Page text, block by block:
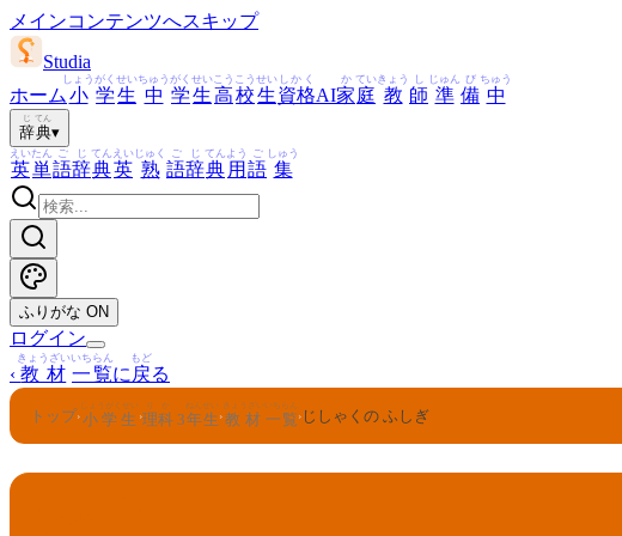
メインコンテンツへスキップ
Studia
ホーム 小
しょう
学
がく
生
せい
中
ちゅう
学
がく
生
せい
高
こう
校
こう
生
せい
資格
しかく
AI家
か
庭
てい
教
きょう
師
し
準
じゅん
備
び
中
ちゅう
辞
じ
典
てん
▾
英
えい
単
たん
語
ご
辞
じ
典
てん
英
えい
熟
じゅく
語
ご
辞
じ
典
てん
用
よう
語
ご
集
しゅう
ふりがな ON
ログイン
‹ 教材
きょうざい
一覧
いちらん
に 戻
もど
る
トップ›小学生
しょうがくせい
›理科
りか
3年生
ねんせい
› 教材
きょうざい
一覧
いちらん
› じしゃくの ふしぎ